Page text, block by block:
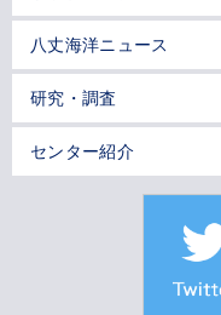
八丈海洋ニュース
研究・調査
センター紹介